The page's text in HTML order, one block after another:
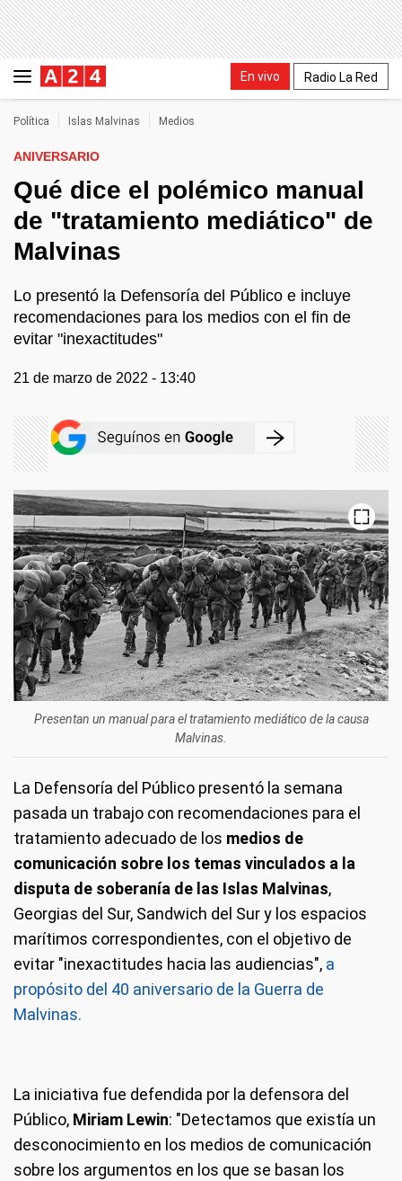
En vivo Radio La Red
Política Islas Malvinas Medios
ANIVERSARIO
Qué dice el polémico manual
de "tratamiento mediático" de
Malvinas
Lo presentó la Defensoría del Público e incluye
recomendaciones para los medios con el fin de
evitar "inexactitudes"
21 de marzo de 2022 - 13:40
Presentan un manual para el tratamiento mediático de la causa
Malvinas.
La Defensoría del Público presentó la semana
pasada un trabajo con recomendaciones para el
tratamiento adecuado de los medios de
comunicación sobre los temas vinculados a la
disputa de soberanía de las Islas Malvinas,
Georgias del Sur, Sandwich del Sur y los espacios
marítimos correspondientes, con el objetivo de
evitar "inexactitudes hacia las audiencias", a
propósito del 40 aniversario de la Guerra de
Malvinas.
La iniciativa fue defendida por la defensora del
Público, Miriam Lewin: "Detectamos que existía un
desconocimiento en los medios de comunicación
sobre los argumentos en los que se basan los